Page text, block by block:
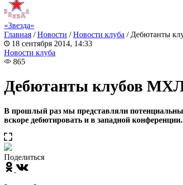
«Звезда»
Главная /Новости /Новости клуба / Дебютанты
18 сентября 2014, 14:33
Новости клуба
865
Дебютанты клубов
В прошлый раз мы представляли
вскоре дебютировать и в западной конференции.
Поделиться